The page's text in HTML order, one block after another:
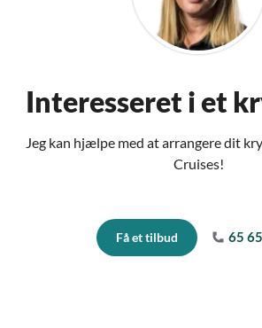
Interesseret i et
Jeg kan hjælpe med at arrangere dit
Cruises!
Få et tilbud 65